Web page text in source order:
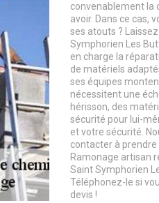
convenablement la
avoir. Dans ce cas,
ses atouts ?
Symphorien Les
en charge la
de matériels
ses équipes
nécessitent une
hérisson, des
sécurité pour lui-
et votre sécurité.
contacter à prendre
Ramonage artisan
Saint Symphorien
Téléphonez-le si
devis !